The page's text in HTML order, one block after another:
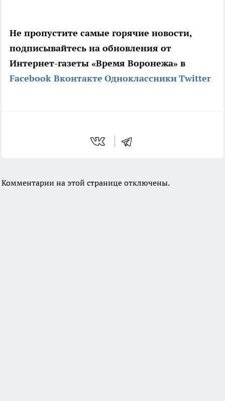
Не пропустите самые горячие новости,
подписывайтесь на обновления от
Интернет-газеты «Время Воронежа» в
Facebook Вконтакте ОдноклассникиTwitter
Комментарии на этой странице отключены.